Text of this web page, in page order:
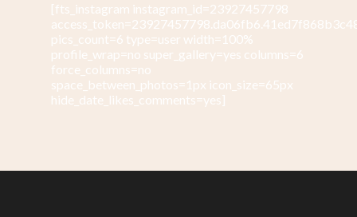
[fts_instagram instagram_id=23927457798
pics_count=6 type=user width=100%
profile_wrap=no super_gallery=yes columns=6
force_columns=no
space_between_photos=1px icon_size=65px
hide_date_likes_comments=yes]